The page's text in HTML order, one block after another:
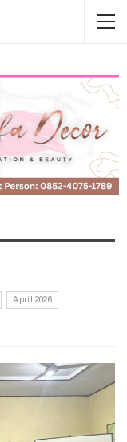
April 2026